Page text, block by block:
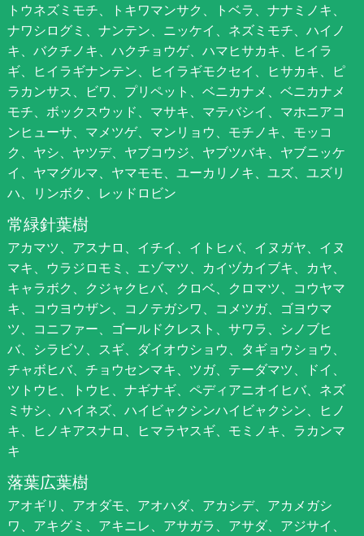
トウネズミモチ、トキワマンサク、トベラ、ナナミノキ、
ナワシログミ、ナンテン、ニッケイ、ネズミモチ、ハイノ
キ、バクチノキ、ハクチョウゲ、ハマヒサカキ、ヒイラ
ギ、ヒイラギナンテン、ヒイラギモクセイ、ヒサカキ、ピ
ラカンサス、ビワ、プリペット、ベニカナメ、ベニカナメ
モチ、ボックスウッド、マサキ、マテバシイ、マホニアコ
ンヒューサ、マメツゲ、マンリョウ、モチノキ、モッコ
ク、ヤシ、ヤツデ、ヤブコウジ、ヤブツバキ、ヤブニッケ
イ、ヤマグルマ、ヤマモモ、ユーカリノキ、ユズ、ユズリ
ハ、リンボク、レッドロビン
常緑針葉樹
アカマツ、アスナロ、イチイ、イトヒバ、イヌガヤ、イヌ
マキ、ウラジロモミ、エゾマツ、カイヅカイブキ、カヤ、
キャラボク、クジャクヒバ、クロベ、クロマツ、コウヤマ
キ、コウヨウザン、コノテガシワ、コメツガ、ゴヨウマ
ツ、コニファー、ゴールドクレスト、サワラ、シノブヒ
バ、シラビソ、スギ、ダイオウショウ、タギョウショウ、
チャボヒバ、チョウセンマキ、ツガ、テーダマツ、ドイ、
ツトウヒ、トウヒ、ナギナギ、ペディアニオイヒバ、ネズ
ミサシ、ハイネズ、ハイビャクシンハイビャクシン、ヒノ
キ、ヒノキアスナロ、ヒマラヤスギ、モミノキ、ラカンマ
キ
落葉広葉樹
アオギリ、アオダモ、アオハダ、アカシデ、アカメガシ
ワ、アキグミ、アキニレ、アサガラ、アサダ、アジサイ、